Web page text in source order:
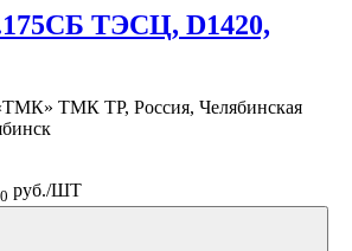
ТЭСЦ, D1420,
ТМК ТР, Россия, Челябинская
руб./ШТ